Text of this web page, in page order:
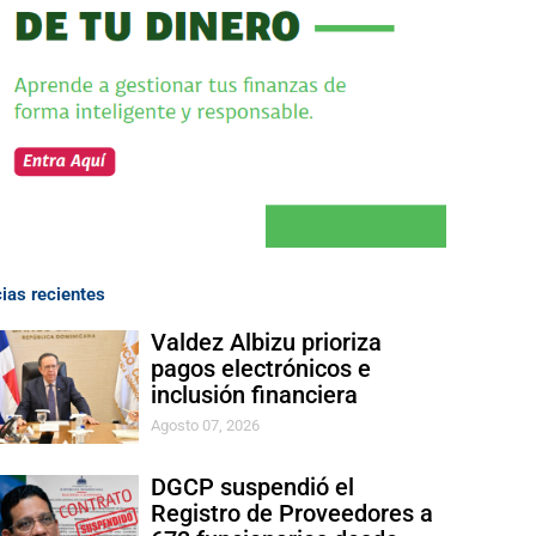
recientes
Valdez Albizu prioriza
pagos electrónicos e
inclusión financiera
Agosto 07, 2026
DGCP suspendió el
Registro de Proveedores a